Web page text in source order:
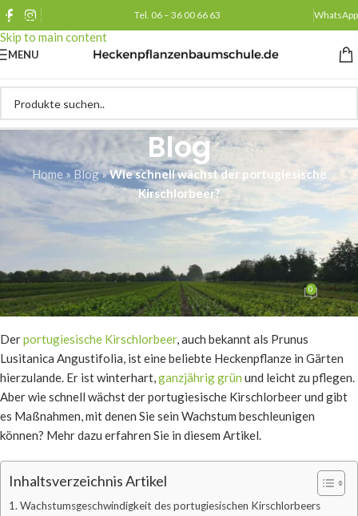
Skip to navigation
Skip to main content
Tel. 06 – 36 00 66 63 WhatsApp
MENU
Blog
Home » Blog»Wie schnell wächst der portugiesische
Kirschlorbeer?
ALLGEMEINES
Wie schnell wächst der
portugiesische Kirschlorbeer?
Heckenpflanzenbaumschule.deAm 21/03/2026 0
Derportugiesische Kirschlorbeer, auch bekannt als Prunus
Lusitanica Angustifolia, ist eine beliebte Heckenpflanze in Gärten
hierzulande. Er ist winterhart,ganzjährig grün und leicht zu pflegen.
Aber wie schnell wächst der portugiesische Kirschlorbeer und gibt
es Maßnahmen, mit denen Sie sein Wachstum beschleunigen
können? Mehr dazu erfahren Sie in diesem Artikel.
Inhaltsverzeichnis Artikel
Wachstumsgeschwindigkeit des portugiesischen Kirschlorbeers